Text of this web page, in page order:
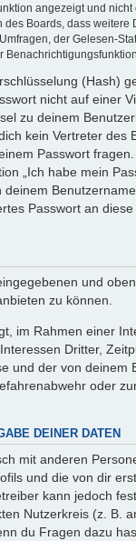
angezeigt und
Boards, dass weitere
der Gelesen-
(Hash)
nicht auf einer
zu deinem
kein Vertreter des
Passwort
„Ich habe mein
Passwort an
und
zu können.
im Rahmen einer
Dritter,
und der von deinem
oder
DEINER DATEN
mit anderen
und die von dir
kann jedoch
Nutzerkreis (z. B.
du Fragen dazu